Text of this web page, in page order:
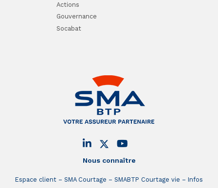
Nous connaître
Espace client SMA Courtage SMABTP Courtage vie
Infos
Actions
Gouvernance
Socabat